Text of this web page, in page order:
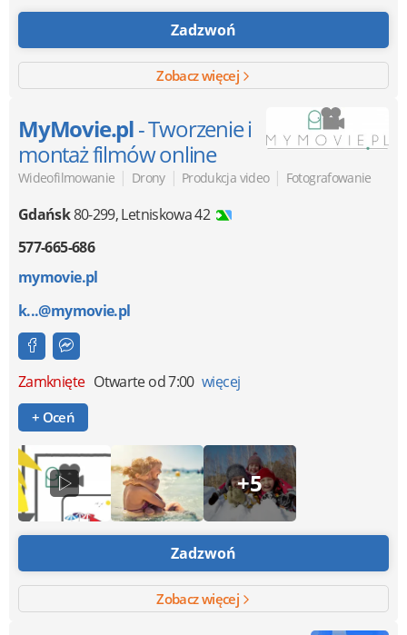
Zadzwoń
Zobacz więcej
MyMovie.pl- Tworzenie i
montaż filmów online
Wideofilmowanie | Drony | Produkcja video | Fotografowanie
Gdańsk80-299,Letniskowa 42
577-665-686
mymovie.pl
k...@mymovie.pl
Zamknięte Otwarte od 7:00 więcej
+ Oceń
+5
Zadzwoń
Zobacz więcej